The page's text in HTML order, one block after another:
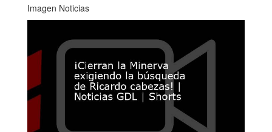
Imagen Noticias